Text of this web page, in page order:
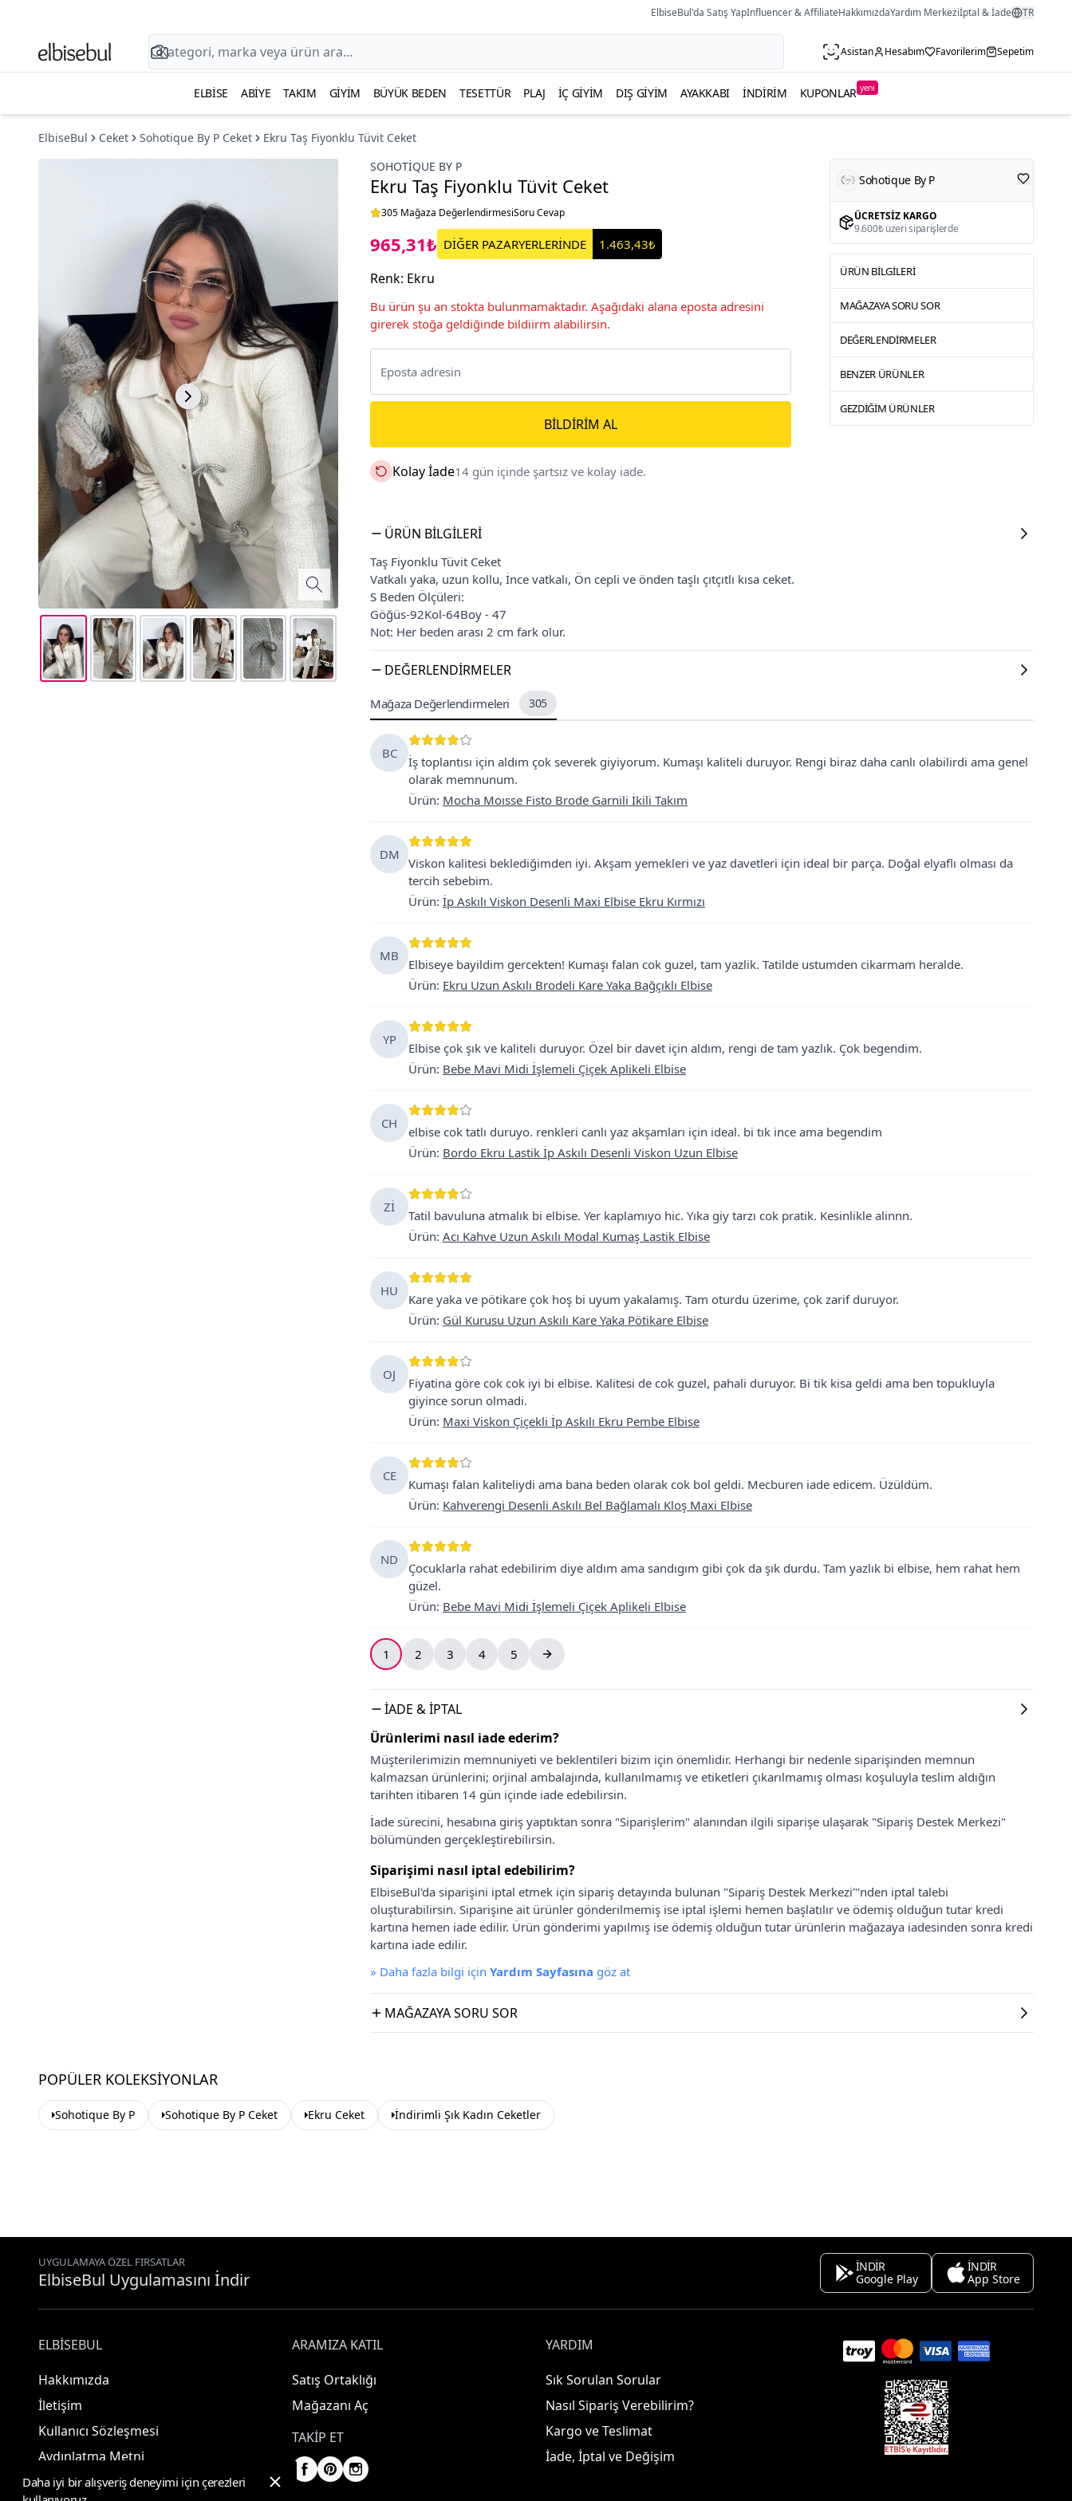
ElbiseBul'da Satış YapInfluencer & AffiliateHakkımızdaYardım Merkeziİptal & İade TR
Asistan Hesabım Favorilerim Sepetim
ELBISE ABIYE TAKIM GIYIM BÜYÜK BEDEN TESETTÜR PLAJ İÇ GIYIM DIŞ GIYIM AYAKKABI İNDIRIM KUPONLAR yeni
ElbiseBul Ceket Sohotique By P Ceket
Ekru Taş Fiyonklu Tüvit Ceket
SOHOTIQUE BY P
Ekru Taş Fiyonklu Tüvit Ceket
305 Mağaza DeğerlendirmesiSoru Cevap
965,31₺ DİĞER PAZARYERLERİNDE 1.463,43₺
Renk: Ekru
Bu ürün şu an stokta bulunmamaktadır. Aşağıdaki alana eposta adresini
girerek stoğa geldiğinde bildiirm alabilirsin.
BILDIRIM AL
Kolay İade14 gün içinde şartsız ve kolay iade.
Sohotique By P
ÜCRETSIZ KARGO
9.600₺ üzeri siparişlerde
ÜRÜN BILGILERI
MAĞAZAYA SORU SOR
DEĞERLENDIRMELER
BENZER ÜRÜNLER
GEZDIĞIM ÜRÜNLER
ÜRÜN BILGILERI
Taş Fiyonklu Tüvit Ceket
Vatkalı yaka, uzun kollu, İnce vatkalı, Ön cepli ve önden taşlı çıtçıtlı kısa ceket.
S Beden Ölçüleri:
Göğüs-92Kol-64Boy - 47
Not: Her beden arası 2 cm fark olur.
DEĞERLENDIRMELER
Mağaza Değerlendirmeleri 305
BC
İş toplantısı için aldım çok severek giyiyorum. Kumaşı kaliteli duruyor. Rengi biraz daha canlı olabilirdi ama genel
olarak memnunum.
Ürün: Mocha Moısse Fisto Brode Garnili İkili Takım
DM
Viskon kalitesi beklediğimden iyi. Akşam yemekleri ve yaz davetleri için ideal bir parça. Doğal elyaflı olması da
tercih sebebim.
Ürün: İp Askılı Viskon Desenli Maxi Elbise Ekru Kırmızı
MB
Elbiseye bayildim gercekten! Kumaşı falan cok guzel, tam yazlik. Tatilde ustumden cikarmam heralde.
Ürün: Ekru Uzun Askılı Brodeli Kare Yaka Bağçıklı Elbise
YP
Elbise çok şık ve kaliteli duruyor. Özel bir davet için aldım, rengi de tam yazlık. Çok begendim.
Ürün: Bebe Mavi Midi İşlemeli Çiçek Aplikeli Elbise
CH
elbise cok tatlı duruyo. renkleri canlı yaz akşamları için ideal. bi tık ince ama begendim
Ürün: Bordo Ekru Lastik İp Askılı Desenli Viskon Uzun Elbise
Zİ
Tatil bavuluna atmalık bi elbise. Yer kaplamıyo hic. Yıka giy tarzı cok pratik. Kesinlikle alinnn.
Ürün: Acı Kahve Uzun Askılı Modal Kumaş Lastik Elbise
HU
Kare yaka ve pötikare çok hoş bi uyum yakalamış. Tam oturdu üzerime, çok zarif duruyor.
Ürün: Gül Kurusu Uzun Askılı Kare Yaka Pötikare Elbise
OJ
Fiyatina göre cok cok iyi bi elbise. Kalitesi de cok guzel, pahali duruyor. Bi tik kisa geldi ama ben topukluyla
giyince sorun olmadi.
Ürün: Maxi Viskon Çiçekli İp Askılı Ekru Pembe Elbise
CE
Kumaşı falan kaliteliydi ama bana beden olarak cok bol geldi. Mecburen iade edicem. Üzüldüm.
Ürün: Kahverengi Desenli Askılı Bel Bağlamalı Kloş Maxi Elbise
ND
Çocuklarla rahat edebilirim diye aldım ama sandıgım gibi çok da şık durdu. Tam yazlık bi elbise, hem rahat hem
güzel.
Ürün: Bebe Mavi Midi İşlemeli Çiçek Aplikeli Elbise
1 2 3 4 5
İADE & İPTAL
Ürünlerimi nasıl iade ederim?
Müşterilerimizin memnuniyeti ve beklentileri bizim için önemlidir. Herhangi bir nedenle siparişinden memnun
kalmazsan ürünlerini; orjinal ambalajında, kullanılmamış ve etiketleri çıkarılmamış olması koşuluyla teslim aldığın
tarihten itibaren 14 gün içinde iade edebilirsin.
İade sürecini, hesabına giriş yaptıktan sonra "Siparişlerim" alanından ilgili siparişe ulaşarak "Sipariş Destek Merkezi"
bölümünden gerçekleştirebilirsin.
Siparişimi nasıl iptal edebilirim?
ElbiseBul'da siparişini iptal etmek için sipariş detayında bulunan "Sipariş Destek Merkezi"'nden iptal talebi
oluşturabilirsin. Siparişine ait ürünler gönderilmemiş ise iptal işlemi hemen başlatılır ve ödemiş olduğun tutar kredi
kartına hemen iade edilir. Ürün gönderimi yapılmış ise ödemiş olduğun tutar ürünlerin mağazaya iadesinden sonra kredi
kartına iade edilir.
» Daha fazla bilgi için Yardım Sayfasına göz at
MAĞAZAYA SORU SOR
POPÜLER KOLEKSIYONLAR
Sohotique By P Sohotique By P Ceket Ekru Ceket İndirimli Şık Kadın Ceketler
UYGULAMAYA ÖZEL FIRSATLAR
ElbiseBul Uygulamasını İndir
İNDİR
Google Play
İNDİR
App Store
ELBISEBUL
Hakkımızda
İletişim
Kullanıcı Sözleşmesi
Aydınlatma Metni
ARAMIZA KATIL
Satış Ortaklığı
Mağazanı Aç
TAKIP ET
YARDIM
Sık Sorulan Sorular
Nasıl Sipariş Verebilirim?
Kargo ve Teslimat
İade, İptal ve Değişim
Daha iyi bir alışveriş deneyimi için çerezleri